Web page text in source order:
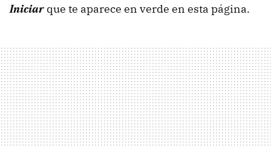
Iniciar que te aparece en verde en esta página.